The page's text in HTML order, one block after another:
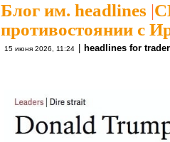
Блог им. headlines |
противостоянии с
15 июня 2026, 11:24 headlines for